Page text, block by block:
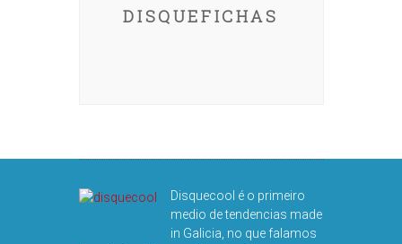
DISQUEFICHAS
Disquecool é o primeiro
medio de tendencias made
in Galicia, no que falamos